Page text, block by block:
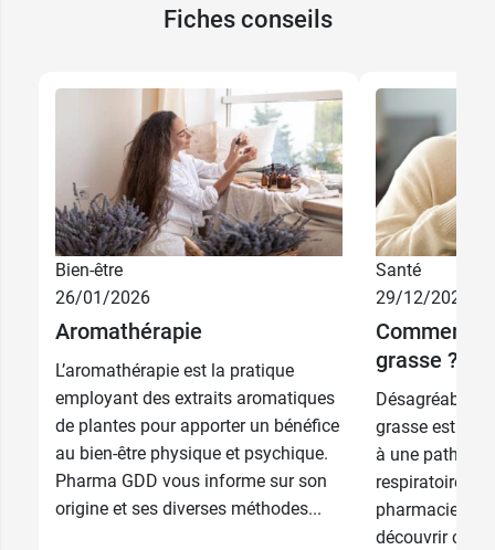
Fiches conseils
Bien-être
26/01/2026
Aromathérapie
L’aromathérapie est la pratique
employant des extraits aromatiques
de plantes pour apporter un bénéfice
au bien-être physique et psychique.
Pharma GDD vous informe sur son
origine et ses diverses méthodes...
Santé
29/12/2025
Comment
grasse ?
Désagréable
grasse est
à une
respiratoires
pharmaciens
découvrir